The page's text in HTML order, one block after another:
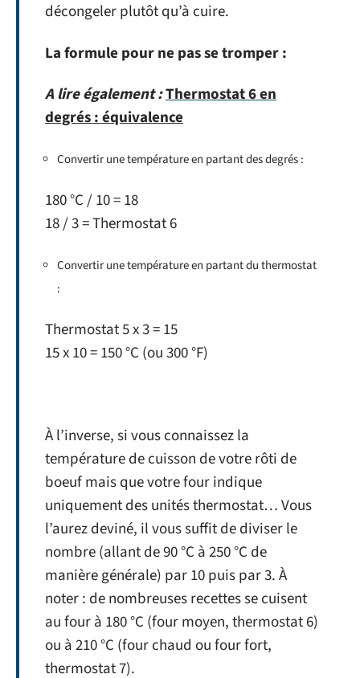
décongeler plutôt qu’à cuire.
La formule pour ne pas se tromper :
A lire également :Thermostat 6 en
degrés : équivalence
Convertir une température en partant des degrés :
180 °C / 10 = 18
18 / 3 = Thermostat 6
Convertir une température en partant du thermostat
:
Thermostat 5 x 3 = 15
15 x 10 = 150 °C (ou 300 °F)
À l’inverse, si vous connaissez la
température de cuisson de votre rôti de
boeuf mais que votre four indique
uniquement des unités thermostat… Vous
l’aurez deviné, il vous suffit de diviser le
nombre (allant de 90 °C à 250 °C de
manière générale) par 10 puis par 3. À
noter : de nombreuses recettes se cuisent
au four à 180 °C (four moyen, thermostat 6)
ou à 210 °C (four chaud ou four fort,
thermostat 7).